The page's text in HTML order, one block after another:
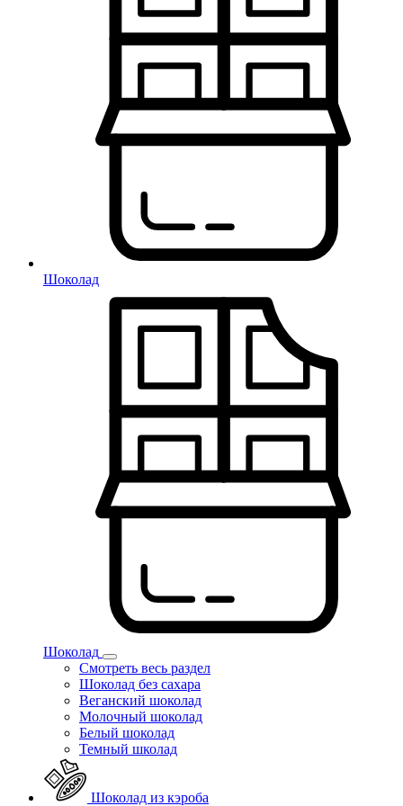
Шоколад
Шоколад
Смотреть весь раздел
Шоколад без сахара
Веганский шоколад
Молочный шоколад
Белый шоколад
Темный школад
Шоколад из кэроба